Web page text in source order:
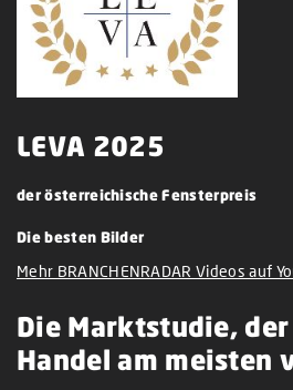
LEVA 2025
der österreichische Fensterpreis
Die besten Bilder
Mehr BRANCHENRADAR Videos auf
Die Marktstudie,
Handel am meisten